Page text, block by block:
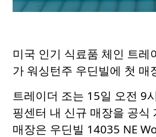
미국 인기 식료품 체인 트레
가 워싱턴주 우딘빌에 첫 매
트레이더 조는 15일 오전 9
핑센터 내 신규 매장을 공식
매장은 우딘빌 14035 NE